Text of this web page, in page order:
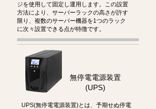
ジを使用して固定し運用します。この設置
方法により、サーバーラックの高さが許す
限り、複数のサーバー機器を1つのラック
に次々設置できる点が特徴です。
無停電電源装置
(UPS)
UPS(無停電電源装置)とは、予期せぬ停電